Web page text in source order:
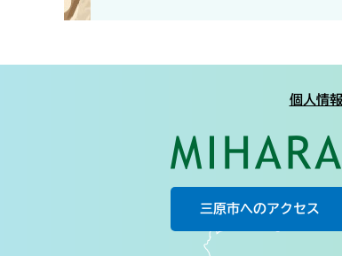
個人情
三原市へのアクセス